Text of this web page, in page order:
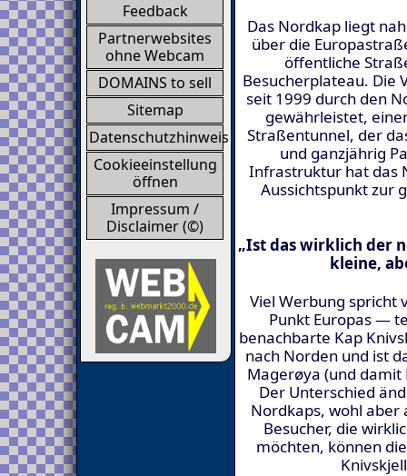
Feedback
Partnerwebsites
ohne Webcam
DOMAINS to sell
Sitemap
Datenschutzhinweis
Cookieeinstellung
öffnen
Impressum /
Disclaimer (©)
Das Nordkap liegt
über die
öffentliche
Besucherplateau. Die
seit 1999 durch den
gewährleistet,
Straßentunnel, der
und ganzjährig
Infrastruktur hat das
Aussichtspunkt zur
„Ist das wirklich der
kleine,
Viel Werbung spricht
Punkt Europas —
benachbarte Kap
nach Norden und ist
Magerøya (und
Der Unterschied
Nordkaps, wohl aber
Besucher, die
möchten, können